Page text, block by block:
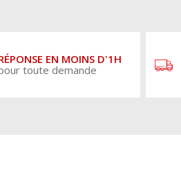
EN MOINS D'1H
toute demande